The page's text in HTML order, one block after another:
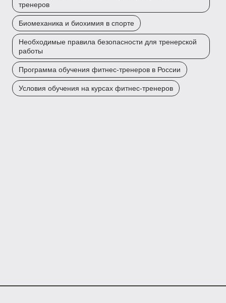
тренеров
Биомеханика и биохимия в спорте
Необходимые правила безопасности для тренерской
работы
Программа обучения фитнес-тренеров в России
Условия обучения на курсах фитнес-тренеров